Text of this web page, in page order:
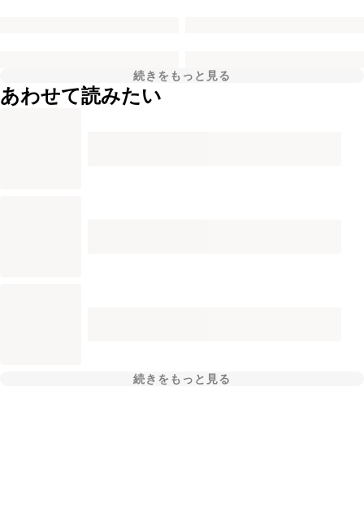
続きをもっと見る
あわせて読みたい
続きをもっと見る